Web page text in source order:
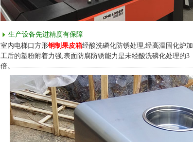
生产设备先进精度有保障
室内电梯口方形钢制果皮箱经酸洗磷化防锈处理,经高温固化炉加
工后的塑粉附着力强,表面防腐防锈能力是未经酸洗磷化处理的3
倍。